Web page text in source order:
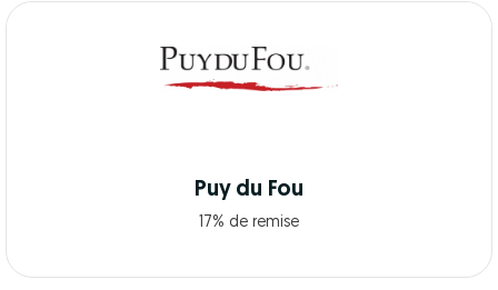
Puy du Fou
17% de remise